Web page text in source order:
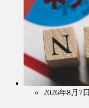
2026年8月7日